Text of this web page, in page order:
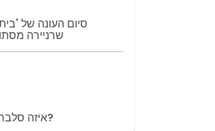
סיום העונה של
שרניירה
איזה סלבריטאים צופים במשקל?